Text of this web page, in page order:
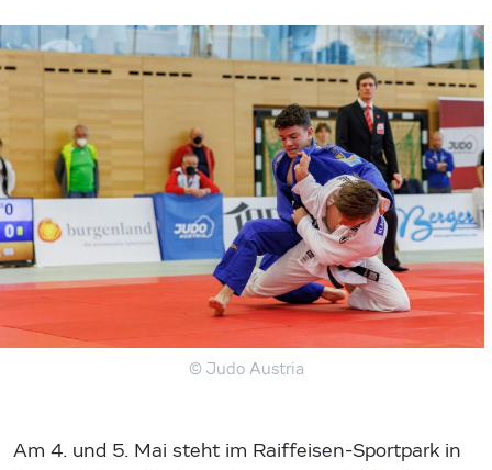
© Judo Austria
Am 4. und 5. Mai steht im Raiffeisen-Sportpark in